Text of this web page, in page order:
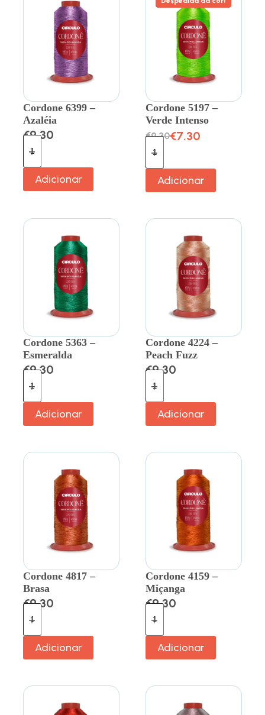
Cordone 6399 –
Azaléia
€9.30
Adicionar
Cordone 5197 –
Verde Intenso
€9.30€7.30
Adicionar
Cordone 5363 –
Esmeralda
€9.30
Adicionar
Cordone 4224 –
Peach Fuzz
€9.30
Adicionar
Cordone 4817 –
Brasa
€9.30
Adicionar
Cordone 4159 –
Miçanga
€9.30
Adicionar